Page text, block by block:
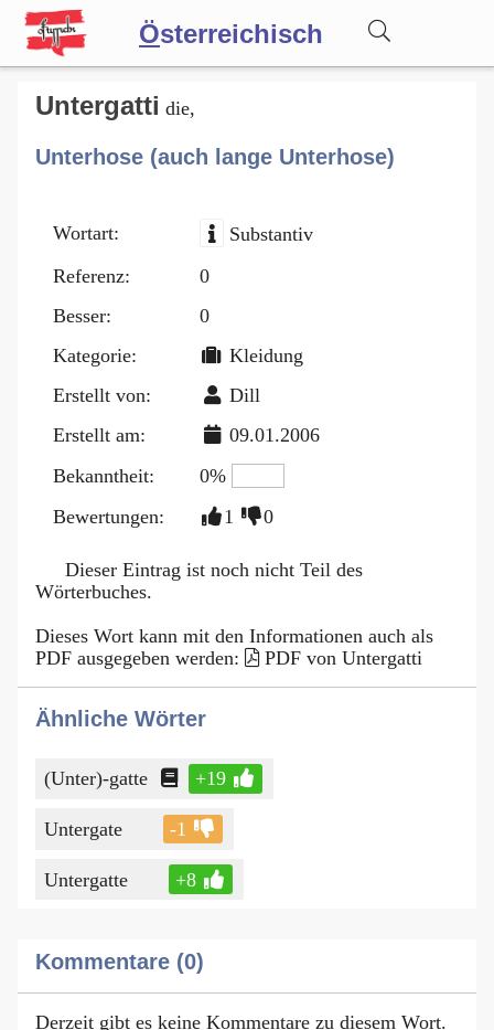
Österreichisch
Wörterbuch
Forum
Blog
Untergatti die,
Unterhose (auch lange Unterhose)
Wortart:
Substantiv
Referenz:
0
Besser:
0
Kategorie:
Kleidung
Erstellt von:
Dill
Erstellt am:
09.01.2006
Bekanntheit:
0%
Bewertungen:
1 0
Dieser Eintrag ist noch nicht Teil des
Wörterbuches.
Dieses Wort kann mit den Informationen auch als
PDF ausgegeben werden:
PDF von Untergatti
Ähnliche Wörter
(Unter)-gatte +19
Untergate -1
Untergatte +8
Kommentare (0)
Derzeit gibt es keine Kommentare zu diesem Wort.